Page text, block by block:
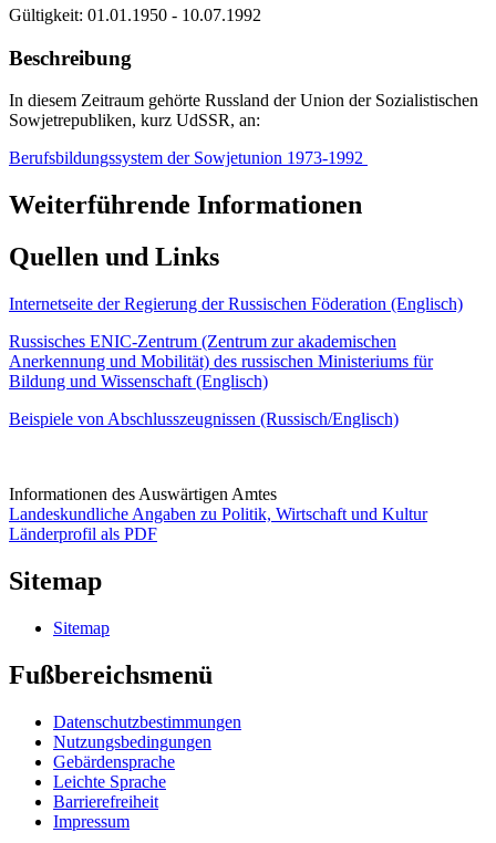
Gültigkeit: 01.01.1950 - 10.07.1992
Beschreibung
In diesem Zeitraum gehörte Russland der Union der Sozialistischen
Sowjetrepubliken, kurz UdSSR, an:
Berufsbildungssystem der Sowjetunion 1973-1992
Weiterführende Informationen
Quellen und Links
Internetseite der Regierung der Russischen Föderation (Englisch)
Russisches ENIC-Zentrum (Zentrum zur akademischen
Anerkennung und Mobilität) des russischen Ministeriums für
Bildung und Wissenschaft (Englisch)
Beispiele von Abschlusszeugnissen (Russisch/Englisch)
Informationen des Auswärtigen Amtes
Landeskundliche Angaben zu Politik, Wirtschaft und Kultur
Länderprofil als PDF
Sitemap
Sitemap
Fußbereichsmenü
Datenschutzbestimmungen
Nutzungsbedingungen
Gebärdensprache
Leichte Sprache
Barrierefreiheit
Impressum